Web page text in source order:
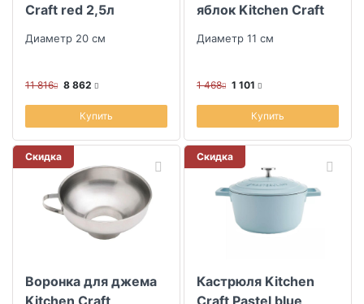
Craft red 2,5л
Диаметр 20 см
11 816 8 862
Купить
яблок Kitchen Craft
Диаметр 11 см
1 468 1 101
Купить
Скидка
Воронка для джема
Скидка
Кастрюля Kitchen